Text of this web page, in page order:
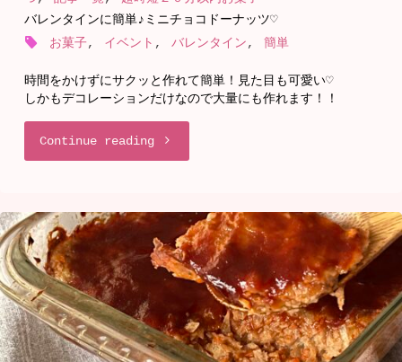
バレンタインに簡単♪ミニチョコドーナッツ♡
お菓子, イベント , バレンタイン, 簡単
時間をかけずにサクッと作れて簡単！見た目も可愛い♡
しかもデコレーションだけなので大量にも作れます！！
Continue reading"バ
ン
タ
ン